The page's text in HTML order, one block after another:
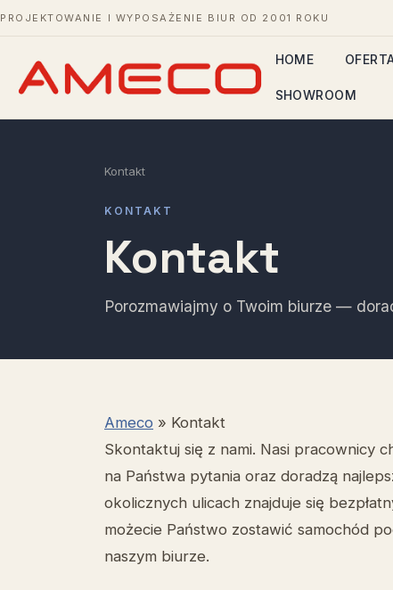
PROJEKTOWANIE I WYPOSAŻENIE BIUR OD 2001 ROKU
HOME
SHOWROOM
Kontakt
KONTAKT
Kontakt
Porozmawiajmy o Twoim biurze —
Ameco » Kontakt
Skontaktuj się z nami. Nasi pracownicy
na Państwa pytania oraz doradzą
okolicznych ulicach znajduje się
możecie Państwo zostawić samochód
naszym biurze.